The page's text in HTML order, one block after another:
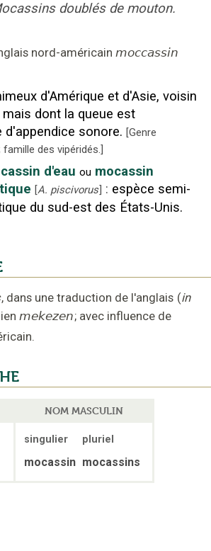
doublés de mouton.
nord-américain moccassin
d'Amérique et d'Asie, voisin
dont la queue est
d'appendice sonore. [Genre
famille des vipéridés.]
d'eau ou mocassin
[A. piscivorus] : espèce semi-
du sud-est des États-Unis.
, dans une traduction de l'anglais (in
mekezen; avec influence de
.
NOM MASCULIN
singulier pluriel
mocassin mocassins